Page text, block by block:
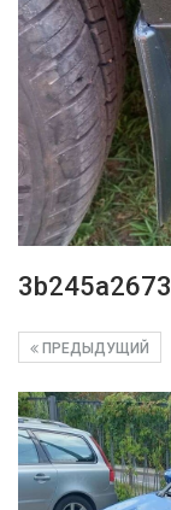
ПРЕДЫДУЩИЙ